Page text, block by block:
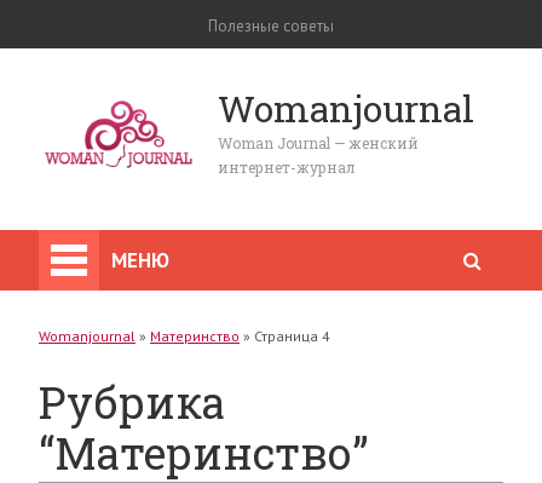
Полезные советы
Womanjournal
Woman Journal — женский
интернет-журнал
МЕНЮ
Womanjournal » Материнство » Страница 4
Рубрика
“Материнство”